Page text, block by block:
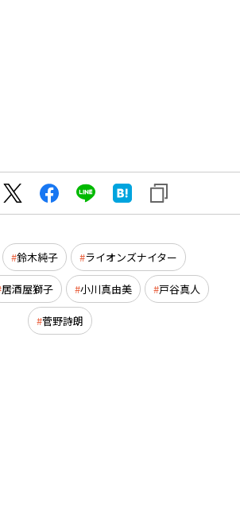
鈴木純子 ライオンズナイター
居酒屋獅子 小川真由美 戸谷真人
菅野詩朗